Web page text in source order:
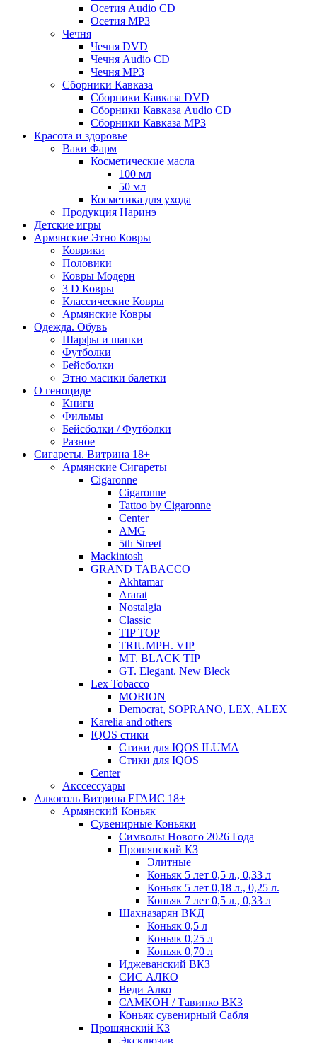
Осетия Audio CD
Осетия MP3
Чечня
Чечня DVD
Чечня Audio CD
Чечня MP3
Сборники Кавказа
Сборники Кавказа DVD
Сборники Кавказа Audio CD
Сборники Кавказа MP3
Красота и здоровье
Ваки Фарм
Косметические масла
100 мл
50 мл
Косметика для ухода
Продукция Наринэ
Детские игры
Армянские Этно Ковры
Коврики
Половики
Ковры Модерн
3 D Ковры
Классические Ковры
Армянские Ковры
Одежда. Обувь
Шарфы и шапки
Футболки
Бейсболки
Этно масики балетки
О геноциде
Книги
Фильмы
Бейсболки / Футболки
Разное
Сигареты. Витрина 18+
Армянские Сигареты
Cigaronne
Cigaronne
Tattoo by Cigaronne
Center
AMG
5th Street
Mackintosh
GRAND TABACCO
Akhtamar
Ararat
Nostalgia
Classic
TIP TOP
TRIUMPH. VIP
MT. BLACK TIP
GT. Elegant. New Bleck
Lex Tobacco
MORION
Democrat, SOPRANO, LEX, ALEX
Karelia and others
IQOS стики
Стики для IQOS ILUMA
Стики для IQOS
Сenter
Акссессуары
Алкоголь Витрина ЕГАИС 18+
Армянский Коньяк
Сувенирные Коньяки
Символы Нового 2026 Года
Прошянский КЗ
Элитные
Коньяк 5 лет 0,5 л., 0,33 л
Коньяк 5 лет 0,18 л., 0,25 л.
Коньяк 7 лет 0,5 л., 0,33 л
Шахназарян ВКД
Коньяк 0,5 л
Коньяк 0,25 л
Коньяк 0,70 л
Иджеванский ВКЗ
СИС АЛКО
Веди Алко
САМКОН / Тавинко ВКЗ
Коньяк сувенирный Сабля
Прошянский КЗ
Эксклюзив